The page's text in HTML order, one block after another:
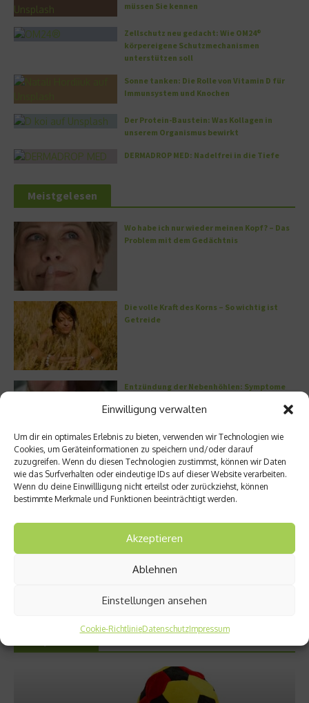
Einwilligung verwalten
Um dir ein optimales Erlebnis zu bieten, verwenden wir Technologien wie
Cookies, um Geräteinformationen zu speichern und/oder darauf
zuzugreifen. Wenn du diesen Technologien zustimmst, können wir Daten
wie das Surfverhalten oder eindeutige IDs auf dieser Website verarbeiten.
Wenn du deine Einwillligung nicht erteilst oder zurückziehst, können
bestimmte Merkmale und Funktionen beeinträchtigt werden.
Akzeptieren
Ablehnen
Einstellungen ansehen
Cookie-RichtlinieDatenschutzImpressum
müssen Sie kennen
Zellschutz neu gedacht: Wie OM24®
körpereigene Schutzmechanismen
unterstützen soll
Sonne tanken: Die Rolle von Vitamin D für
Immunsystem und Knochen
Der Protein-Baustein: Was Kollagen in
unserem Organismus bewirkt
DERMADROP MED: Nadelfrei in die Tiefe
Meistgelesen
Wo habe ich nur wieder meinen Kopf? – Das
Problem mit dem Gedächtnis
Die volle Kraft des Korns – So wichtig ist
Getreide
Entzündung der Nebenhöhlen: Symptome
Welches Ashwagandha sollte ich kaufen?
Stuhlgang – wie oft ist eigentlich normal?